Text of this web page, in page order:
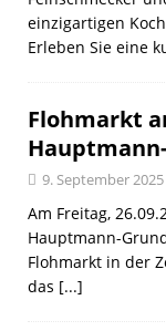
einzigartigen
Erleben Sie eine
Flohmarkt
9. September 2025
Am Freitag,
Hauptmann-
Flohmarkt in der
das [...]